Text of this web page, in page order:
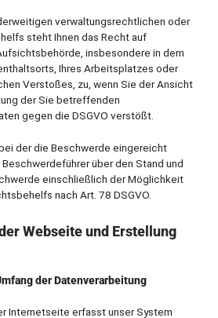
verwaltungsrechtlichen oder
steht Ihnen das Recht auf
insbesondere in dem
Ihres Arbeitsplatzes oder
Verstoßes, zu, wenn Sie der Ansicht
der Sie betreffenden
gegen die DSGVO verstößt.
der die Beschwerde eingereicht
über den Stand und
einschließlich der Möglichkeit
nach Art. 78 DSGVO.
Webseite und Erstellung
der Datenverarbeitung
Internetseite erfasst unser System